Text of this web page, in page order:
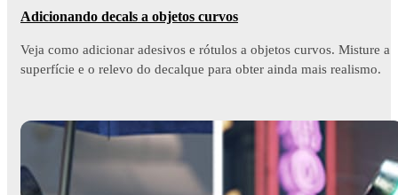
Adicionando decals a objetos curvos
Veja como adicionar adesivos e rótulos a objetos curvos. Misture a
superfície e o relevo do decalque para obter ainda mais realismo.